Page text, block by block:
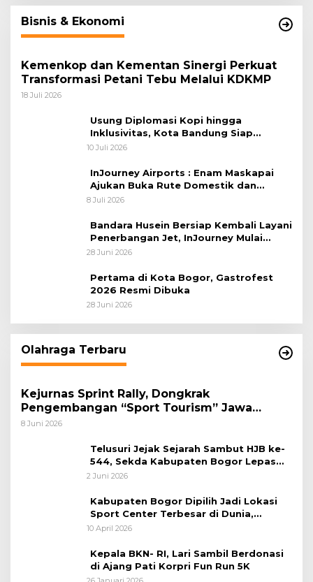
Bisnis & Ekonomi
Kemenkop dan Kementan Sinergi Perkuat
Transformasi Petani Tebu Melalui KDKMP
18 Juli 2026
Usung Diplomasi Kopi hingga
Inklusivitas, Kota Bandung Siap
Sambut 25 Duta Besar di Festival Asia
10 Juli 2026
InJourney Airports : Enam Maskapai
Ajukan Buka Rute Domestik dan
Internasional dari Bandara Husein
8 Juli 2026
Bandara Husein Bersiap Kembali Layani
Penerbangan Jet, InJourney Mulai
Tahap Optimalisasi
28 Juni 2026
Pertama di Kota Bogor, Gastrofest
2026 Resmi Dibuka
28 Juni 2026
Olahraga Terbaru
Kejurnas Sprint Rally, Dongkrak
Pengembangan “Sport Tourism” Jawa
Tengah
8 Juni 2026
Telusuri Jejak Sejarah Sambut HJB ke-
544, Sekda Kabupaten Bogor Lepas
Gowes Napak Tilas Bogor
2 Juni 2026
Kabupaten Bogor Dipilih Jadi Lokasi
Sport Center Terbesar di Dunia,
Peluang Tingkatkan Pertumbuhan
10 April 2026
Kepala BKN- RI, Lari Sambil Berdonasi
di Ajang Pati Korpri Fun Run 5K